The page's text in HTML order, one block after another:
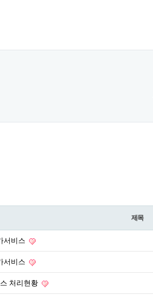
제목
서비스
서비스
처리현황